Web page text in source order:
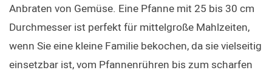
Anbraten von Gemüse. Eine Pfanne mit 25 bis 30 cm
Durchmesser ist perfekt für mittelgroße Mahlzeiten,
wenn Sie eine kleine Familie bekochen, da sie vielseitig
einsetzbar ist, vom Pfannenrühren bis zum scharfen